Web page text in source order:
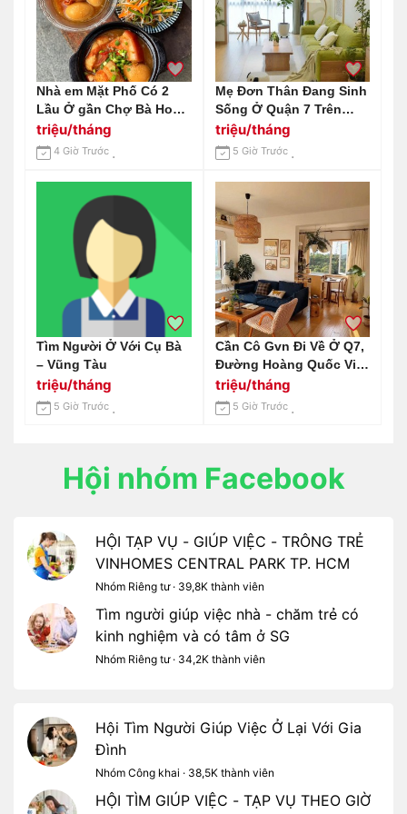
Nhà em Mặt Phố Có 2
Lầu Ở gần Chợ Bà Hom-
Bình Tân. Muốn Tìm Chị
Dưới 59 Tuổi Về Làm
Công Việc Nhà
triệu/tháng
4 Giờ Trước
Mẹ Đơn Thân Đang Sinh
Sống Ở Quận 7 Trên
Đường Nguyễn Văn Linh
Cần Cô Giúp Việc Nhà
,nhà 2 Mẹ Con (bao Ăn
Ở Lại )
triệu/tháng
5 Giờ Trước
Tìm Người Ở Với Cụ Bà
– Vũng Tàu
triệu/tháng
5 Giờ Trước
Cần Cô Gvn Đi Về Ở Q7,
Đường Hoàng Quốc Việt
- Phường Tân Mỹ -
Lương 9tr
triệu/tháng
5 Giờ Trước
Hội nhóm Facebook
HỘI TẠP VỤ - GIÚP VIỆC - TRÔNG TRẺ
VINHOMES CENTRAL PARK TP. HCM
Nhóm Riêng tư · 39,8K thành viên
Tìm người giúp việc nhà - chăm trẻ có
kinh nghiệm và có tâm ở SG
Nhóm Riêng tư · 34,2K thành viên
Hội Tìm Người Giúp Việc Ở Lại Với Gia
Đình
Nhóm Công khai · 38,5K thành viên
HỘI TÌM GIÚP VIỆC - TẠP VỤ THEO GIỜ